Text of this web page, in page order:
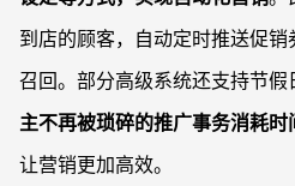
到店的顾客，自动定时推送促
召回。部分高级系统还支持节假
主不再被琐碎的推广事务消耗时
让营销更加高效。